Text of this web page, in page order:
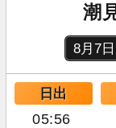
潮
日出
05:56